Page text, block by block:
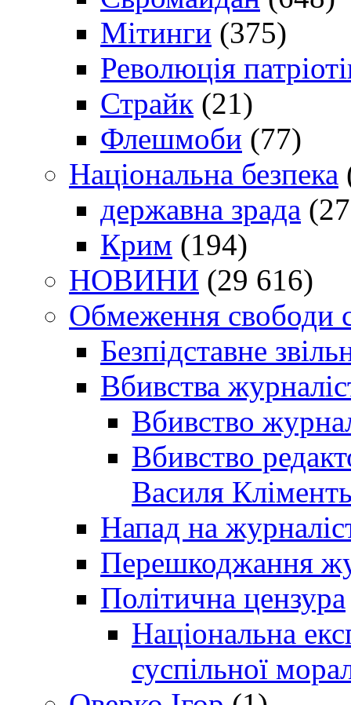
Мітинги (375)
Революція
Страйк (21)
Флешмоби (77)
Національна безпека
державна зрада
Крим (194)
НОВИНИ (29 616)
Обмеження свободи
Безпідставне
Вбивства
Вбивство
Вбивство
Василя
Напад на
Перешкоджання
Політична цензура
Національна
суспільної